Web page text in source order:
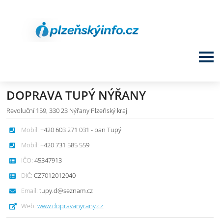
DOPRAVA TUPÝ NÝŘANY
Revoluční 159, 330 23 Nýřany Plzeňský kraj
Mobil: +420 603 271 031 - pan Tupý
Mobil: +420 731 585 559
IČO: 45347913
DIČ: CZ7012012040
Email: tupy.d@seznam.cz
Web: www.dopravanyrany.cz